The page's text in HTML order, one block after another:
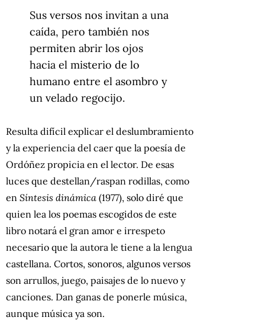
Sus versos nos invitan a una
caída, pero también nos
permiten abrir los ojos
hacia el misterio de lo
humano entre el asombro y
un velado regocijo.
Resulta difícil explicar el deslumbramiento
y la experiencia del caer que la poesía de
Ordóñez propicia en el lector. De esas
luces que destellan/raspan rodillas, como
en Síntesis dinámica (1977), solo diré que
quien lea los poemas escogidos de este
libro notará el gran amor e irrespeto
necesario que la autora le tiene a la lengua
castellana. Cortos, sonoros, algunos versos
son arrullos, juego, paisajes de lo nuevo y
canciones. Dan ganas de ponerle música,
aunque música ya son.